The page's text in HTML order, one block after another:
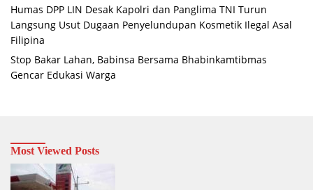
Humas DPP LIN Desak Kapolri dan Panglima TNI Turun
Langsung Usut Dugaan Penyelundupan Kosmetik Ilegal Asal
Filipina
Stop Bakar Lahan, Babinsa Bersama Bhabinkamtibmas
Gencar Edukasi Warga
Most Viewed Posts